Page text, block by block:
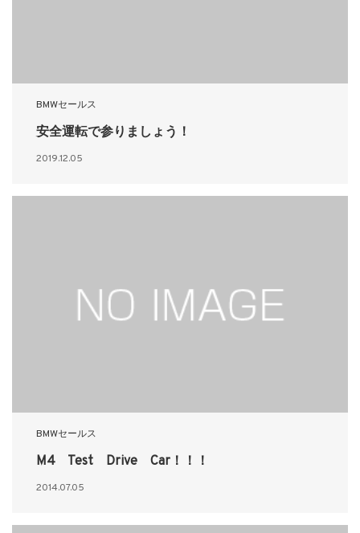
BMWセールス
安全運転で参りましょう！
2019.12.05
BMWセールス
M4 Test Drive Car！！！
2014.07.05